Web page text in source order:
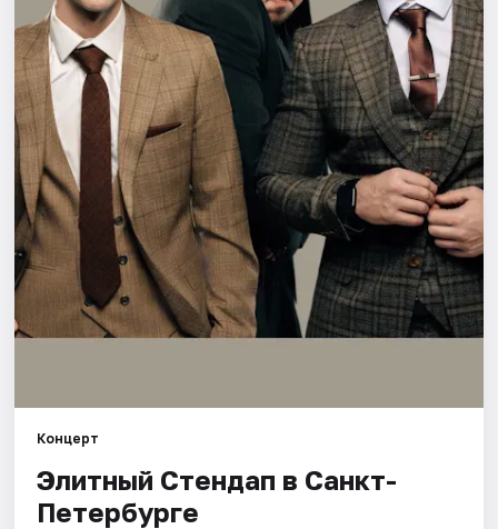
Города
Площадки
Артисты
Рейтинги
Концерт
Элитный Стендап в Санкт-
Петербурге